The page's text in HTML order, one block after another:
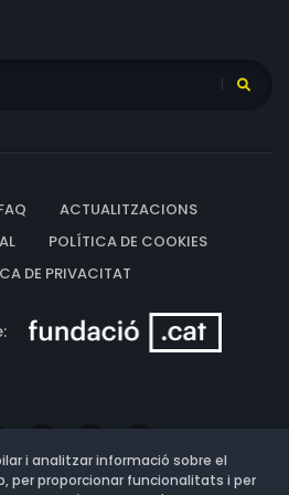
ACTUALITZACIONS
POLÍTICA DE COOKIES
DE PRIVACITAT
i analitzar informació sobre el
per proporcionar funcionalitats i per